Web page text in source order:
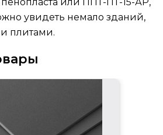
увидеть немало зданий,
плитами.